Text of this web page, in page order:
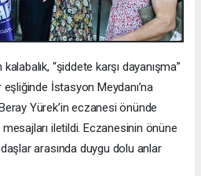
“şiddete karşı dayanışma”
İstasyon Meydanı’na
Yürek’in eczanesi önünde
iletildi. Eczanesinin önüne
arasında duygu dolu anlar